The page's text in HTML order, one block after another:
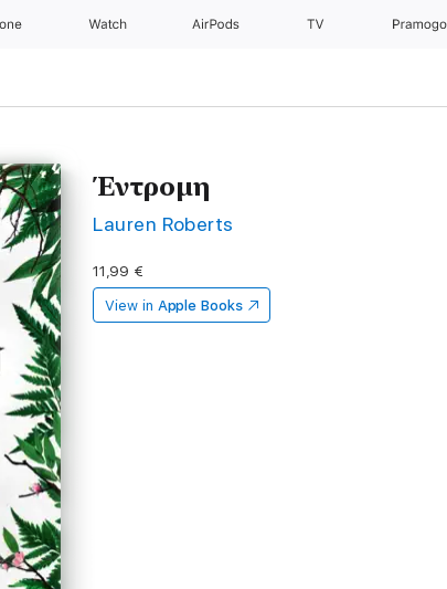
Watch AirPods TV
Έντρομη
Lauren Roberts
11,99 €
View in Apple Books